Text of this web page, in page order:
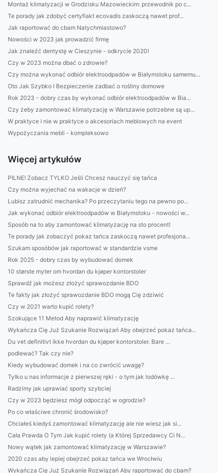
Montaż klimatyzacji w Grodzisku Mazowieckim: przewodnik po c...
Te porady jak zdobyć certyfiakt ecovadis zaskoczą nawet prof...
Jak raportować do cbam Natychmiastowo?
Nowości w 2023 jak prowadzić firmę
Jak znaleźć dentystę w Cieszynie - odkrycie 2020!
Czy w 2023 można dbać o zdrowie?
Czy można wykonać odbiór elektroodpadów w Białymstoku samemu...
Oto Jak Szybko I Bezpieczenie zadbać o rośliny domowe
Rok 2023 - dobry czas by wykonać odbiór elektroodpadów w Bia...
Czy żeby zamontować klimatyzację w Warszawie potrzebne są up...
W praktyce i nie w praktyce o akcesoriach meblowych na event
Wypożyczania mebli - kompleksowo
Więcej artykułów
PILNE! Zobacz TYLKO Jeśli Chcesz nauczyć się tańca
Czy można wyjechać na wakacje w dzień?
Lubisz zatrudnić mechanika? Po przeczytaniu tego na pewno po...
Jak wykonać odbiór elektroodpadów w Białymstoku - nowości w...
Sposób na to aby zamontować klimatyzację na sto procent!
Te porady jak zobaczyć pokaz tańca zaskoczą nawet profesjona...
Szukam sposóbów jak raportować w standardzie vsme
Rok 2025 - dobry czas by wybudować domek
10 største myter om hvordan du kjøper kontorstoler
Sprawdź jak możesz złożyć sprawozdanie BDO
Te fakty jak złożyć sprawozdanie BDO mogą Cię zdziwić
Czy w 2021 warto kupić rolety?
Szokujące 11 Metod Aby naprawić klimatyzację
Wykańcza Cię Już Szukanie Rozwiązań Aby obejrzeć pokaz tańca...
Du vet definitivt ikke hvordan du kjøper kontorstoler. Bare ...
podlewać? Tak czy nie?
Kiedy wybudować domek i na co zwrócić uwagę?
Tylko u nas informacje z pierwszej ręki - o tym jak lodówkę ...
Radzimy jak uprawiać sporty szybciej
Czy w 2023 będziesz mógł odpocząć w ogrodzie?
Po co właściwe chronić środowisko?
Chciałeś kiedyś zamontować klimatyzację ale nie wiesz jak si...
Cała Prawda O Tym Jak kupić rolety (a Której Sprzedawcy Ci N...
Nowy wątek jak zamontować klimatyzację w Warszawie?
2020 czas aby lepiej obejrzeć pokaz tańca we Wrocłwiu
Wykańcza Cię Już Szukanie Rozwiązań Aby raportować do cbam?